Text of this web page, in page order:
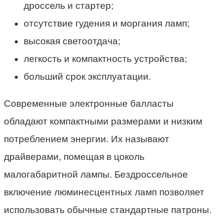
дроссель и стартер;
отсутствие гудения и моргания ламп;
высокая светоотдача;
легкость и компактность устройства;
больший срок эксплуатации.
Современные электронные балласты
обладают компактными размерами и низким
потреблением энергии. Их называют
драйверами, помещая в цоколь
малогабаритной лампы. Бездроссельное
включение люминесцентных ламп позволяет
использовать обычные стандартные патроны.